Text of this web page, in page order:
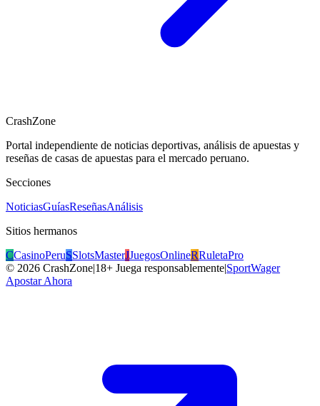
CrashZone
Portal independiente de noticias deportivas, análisis de apuestas y
reseñas de casas de apuestas para el mercado peruano.
Secciones
NoticiasGuíasReseñasAnálisis
Sitios hermanos
CCasinoPeruSSlotsMasterJJuegosOnlineRRuletaPro
© 2026 CrashZone|18+ Juega responsablemente|SportWager
Apostar Ahora